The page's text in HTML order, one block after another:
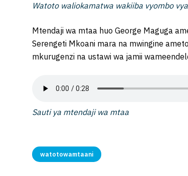
Watoto waliokamatwa wakiiba vyombo
Mtendaji wa mtaa huo George Maguga
Serengeti Mkoani mara na mwingine
mkurugenzi na ustawi wa jamii
Sauti ya mtendaji wa mtaa
watotowamtaani